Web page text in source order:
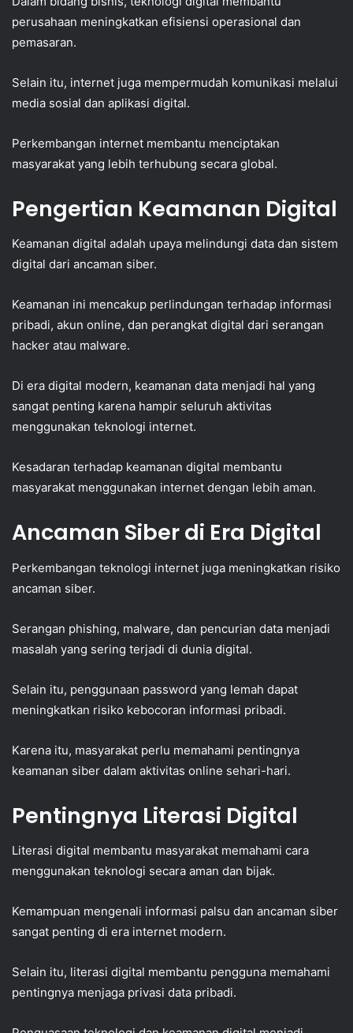
perusahaan meningkatkan efisiensi operasional dan
pemasaran.
Selain itu, internet juga mempermudah komunikasi melalui
media sosial dan aplikasi digital.
Perkembangan internet membantu menciptakan
masyarakat yang lebih terhubung secara global.
Pengertian Keamanan Digital
Keamanan digital adalah upaya melindungi data dan sistem
digital dari ancaman siber.
Keamanan ini mencakup perlindungan terhadap informasi
pribadi, akun online, dan perangkat digital dari serangan
hacker atau malware.
Di era digital modern, keamanan data menjadi hal yang
sangat penting karena hampir seluruh aktivitas
menggunakan teknologi internet.
Kesadaran terhadap keamanan digital membantu
masyarakat menggunakan internet dengan lebih aman.
Ancaman Siber di Era Digital
Perkembangan teknologi internet juga meningkatkan risiko
ancaman siber.
Serangan phishing, malware, dan pencurian data menjadi
masalah yang sering terjadi di dunia digital.
Selain itu, penggunaan password yang lemah dapat
meningkatkan risiko kebocoran informasi pribadi.
Karena itu, masyarakat perlu memahami pentingnya
keamanan siber dalam aktivitas online sehari-hari.
Pentingnya Literasi Digital
Literasi digital membantu masyarakat memahami cara
menggunakan teknologi secara aman dan bijak.
Kemampuan mengenali informasi palsu dan ancaman siber
sangat penting di era internet modern.
Selain itu, literasi digital membantu pengguna memahami
pentingnya menjaga privasi data pribadi.